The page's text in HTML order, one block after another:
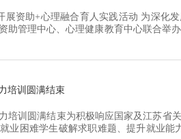
资助+心理融合育人实践活动 为深化发
助管理中心、心理健康教育中心联合举
培训圆满结束
培训圆满结束为积极响应国家及江苏省
业困难学生破解求职难题、提升就业能